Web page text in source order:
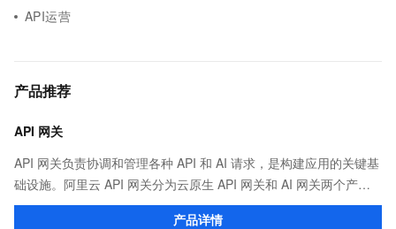
API运营
产品推荐
API 网关
API 网关负责协调和管理各种 API 和 AI 请求，是构建应用的关键基
础设施。阿里云 API 网关分为云原生 API 网关和 AI 网关两个产
品。
产品详情